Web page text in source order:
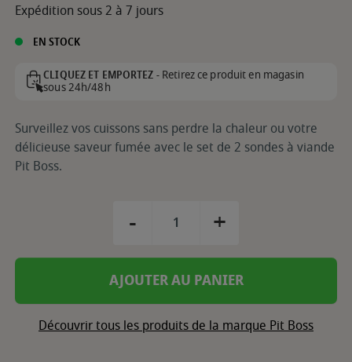
Expédition sous 2 à 7 jours
EN STOCK
CLIQUEZ ET EMPORTEZ -Retirez ce produit en magasin
sous 24h/48h
Surveillez vos cuissons sans perdre la chaleur ou votre
délicieuse saveur fumée avec le set de 2 sondes à viande
Pit Boss.
- +
AJOUTER AU PANIER
Découvrir tous les produits de la marque Pit Boss